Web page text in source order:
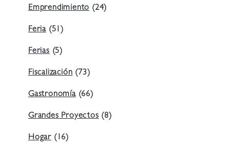
Emprendimiento (24)
Feria (51)
Ferias (5)
Fiscalización (73)
Gastronomía(66)
Grandes Proyectos (8)
Hogar (16)